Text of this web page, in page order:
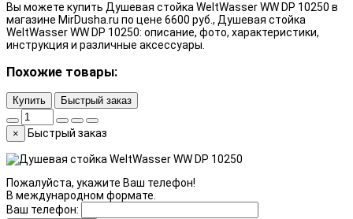
Вы можете купить Душевая стойка WeltWasser WW DP 10250 в
магазине MirDusha.ru по цене 6600 руб., Душевая стойка
WeltWasser WW DP 10250: описание, фото, характеристики,
инструкция и различные аксессуары.
Похожие товары:
Купить Быстрый заказ
× Быстрый заказ
Пожалуйста, укажите Ваш телефон!
В международном формате.
Ваш телефон: